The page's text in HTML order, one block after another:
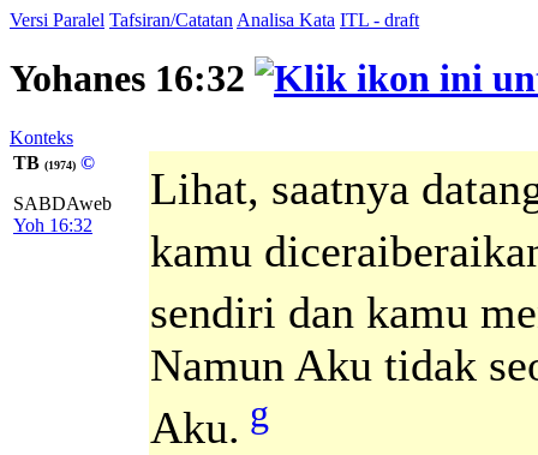
Versi Paralel Tafsiran/Catatan Analisa Kata ITL - draft
Yohanes 16:32
Konteks
TB (1974) ©
SABDAweb
Yoh 16:32
Lihat, saatnya
kamu
sendiri dan kamu
Namun Aku tidak
Aku. g